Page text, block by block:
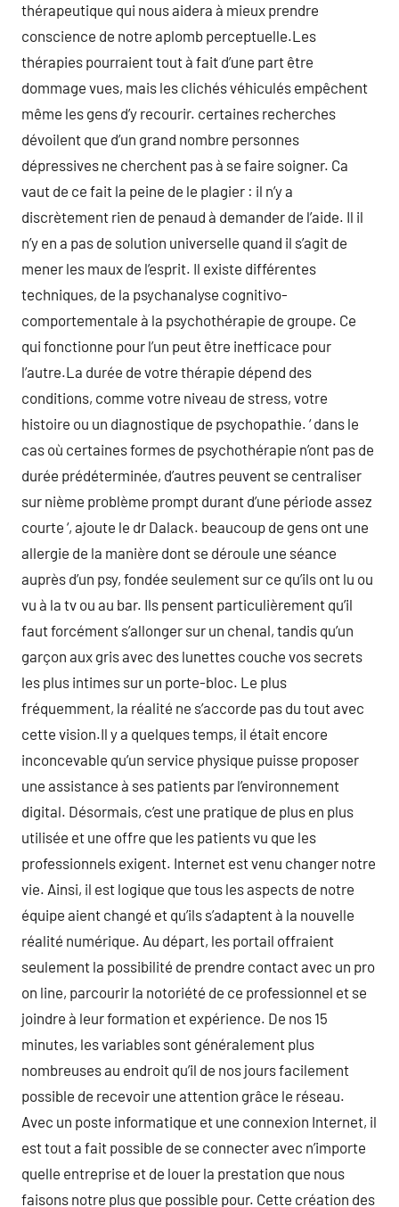
thérapeutique qui nous aidera à mieux prendre
conscience de notre aplomb perceptuelle.Les
thérapies pourraient tout à fait d’une part être
dommage vues, mais les clichés véhiculés empêchent
même les gens d’y recourir. certaines recherches
dévoilent que d’un grand nombre personnes
dépressives ne cherchent pas à se faire soigner. Ca
vaut de ce fait la peine de le plagier : il n’y a
discrètement rien de penaud à demander de l’aide. Il il
n’y en a pas de solution universelle quand il s’agit de
mener les maux de l’esprit. Il existe différentes
techniques, de la psychanalyse cognitivo-
comportementale à la psychothérapie de groupe. Ce
qui fonctionne pour l’un peut être inefficace pour
l’autre.La durée de votre thérapie dépend des
conditions, comme votre niveau de stress, votre
histoire ou un diagnostique de psychopathie. ‘ dans le
cas où certaines formes de psychothérapie n’ont pas de
durée prédéterminée, d’autres peuvent se centraliser
sur nième problème prompt durant d’une période assez
courte ‘, ajoute le dr Dalack. beaucoup de gens ont une
allergie de la manière dont se déroule une séance
auprès d’un psy, fondée seulement sur ce qu’ils ont lu ou
vu à la tv ou au bar. Ils pensent particulièrement qu’il
faut forcément s’allonger sur un chenal, tandis qu’un
garçon aux gris avec des lunettes couche vos secrets
les plus intimes sur un porte-bloc. Le plus
fréquemment, la réalité ne s’accorde pas du tout avec
cette vision.Il y a quelques temps, il était encore
inconcevable qu’un service physique puisse proposer
une assistance à ses patients par l’environnement
digital. Désormais, c’est une pratique de plus en plus
utilisée et une offre que les patients vu que les
professionnels exigent. Internet est venu changer notre
vie. Ainsi, il est logique que tous les aspects de notre
équipe aient changé et qu’ils s’adaptent à la nouvelle
réalité numérique. Au départ, les portail offraient
seulement la possibilité de prendre contact avec un pro
on line, parcourir la notoriété de ce professionnel et se
joindre à leur formation et expérience. De nos 15
minutes, les variables sont généralement plus
nombreuses au endroit qu’il de nos jours facilement
possible de recevoir une attention grâce le réseau.
Avec un poste informatique et une connexion Internet, il
est tout a fait possible de se connecter avec n’importe
quelle entreprise et de louer la prestation que nous
faisons notre plus que possible pour. Cette création des